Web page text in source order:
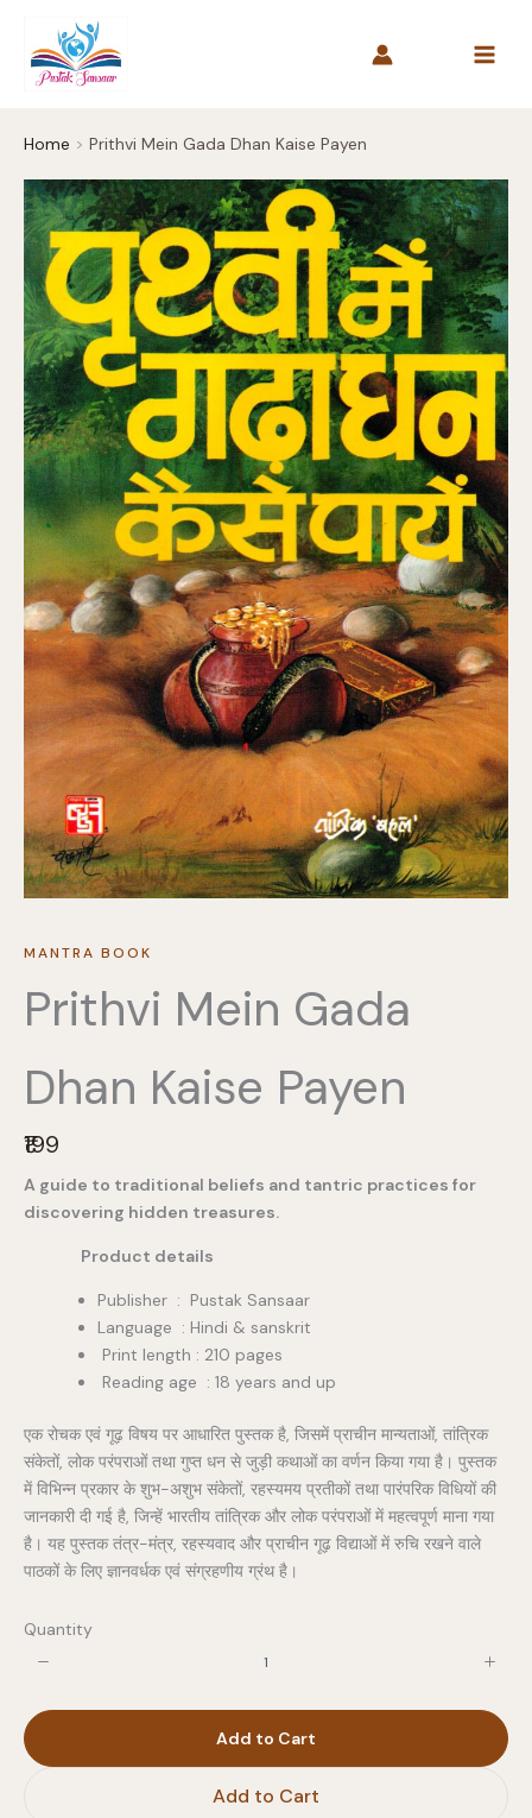
content
Home Prithvi Mein Gada Dhan Kaise Payen
MANTRA BOOK
Prithvi Mein Gada
Dhan Kaise Payen
N
o
w
₹199
A guide to traditional beliefs and tantric practices for
discovering hidden treasures.
Product details
Publisher ‏ : ‎ Pustak Sansaar
Language : Hindi & sanskrit
Print length : 210 pages
Reading age : 18 years and up
एक रोचक एवं गूढ़ विषय पर आधारित पुस्तक है, जिसमें प्राचीन मान्यताओं, तांत्रिक
संकेतों, लोक परंपराओं तथा गुप्त धन से जुड़ी कथाओं का वर्णन किया गया है। पुस्तक
में विभिन्न प्रकार के शुभ-अशुभ संकेतों, रहस्यमय प्रतीकों तथा पारंपरिक विधियों की
जानकारी दी गई है, जिन्हें भारतीय तांत्रिक और लोक परंपराओं में महत्वपूर्ण माना गया
है। यह पुस्तक तंत्र-मंत्र, रहस्यवाद और प्राचीन गूढ़ विद्याओं में रुचि रखने वाले
पाठकों के लिए ज्ञानवर्धक एवं संग्रहणीय ग्रंथ है।
Quantity
Add to Cart
Add to Cart
Your rating